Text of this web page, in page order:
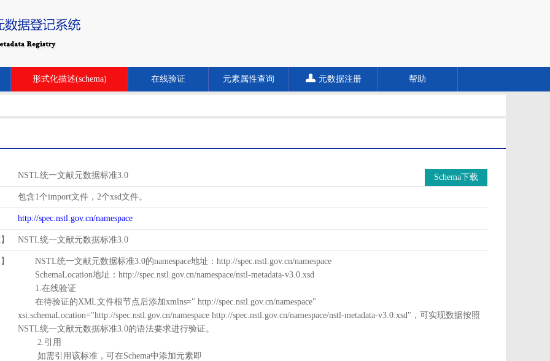
形式化描述(schema) 在线验证 元素属性查询 元数据注册 帮助
NSTL统一文献元数据标准3.0 Schema下载
包含1个import文件，2个xsd文件。
http://spec.nstl.gov.cn/namespace
NSTL统一文献元数据标准3.0
NSTL统一文献元数据标准3.0的namespace地址：http://spec.nstl.gov.cn/namespace
SchemaLocation地址：http://spec.nstl.gov.cn/namespace/nstl-metadata-v3.0.xsd
1.在线验证
在待验证的XML文件根节点后添加xmlns=" http://spec.nstl.gov.cn/namespace"
xsi:schemaLocation="http://spec.nstl.gov.cn/namespace http://spec.nstl.gov.cn/namespace/nstl-metadata-v3.0.xsd"，可实现数据按照
NSTL统一文献元数据标准3.0的语法要求进行验证。
2.引用
如需引用该标准，可在Schema中添加元素即